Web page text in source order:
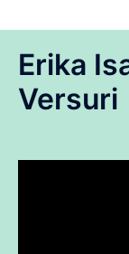
Erika
Versuri